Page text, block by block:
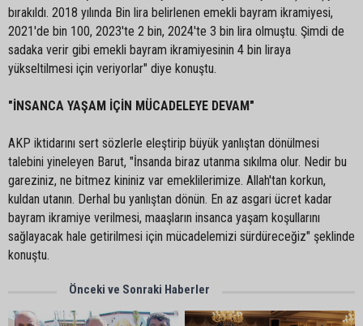
bırakıldı. 2018 yılında Bin lira belirlenen emekli bayram ikramiyesi,
2021'de bin 100, 2023'te 2 bin, 2024'te 3 bin lira olmuştu. Şimdi de
sadaka verir gibi emekli bayram ikramiyesinin 4 bin liraya
yükseltilmesi için veriyorlar" diye konuştu.
"İNSANCA YAŞAM İÇİN MÜCADELEYE DEVAM"
AKP iktidarını sert sözlerle eleştirip büyük yanlıştan dönülmesi
talebini yineleyen Barut, "İnsanda biraz utanma sıkılma olur. Nedir bu
gareziniz, ne bitmez kininiz var emeklilerimize. Allah'tan korkun,
kuldan utanın. Derhal bu yanlıştan dönün. En az asgari ücret kadar
bayram ikramiye verilmesi, maaşların insanca yaşam koşullarını
sağlayacak hale getirilmesi için mücadelemizi sürdüreceğiz" şeklinde
konuştu.
Önceki ve Sonraki Haberler